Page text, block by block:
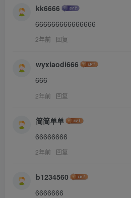
kk6666
666666666666666
2年前 回复
wyxiaodi666
666
2年前 回复
简简单单
66666666
2年前 回复
b1234560
6666666